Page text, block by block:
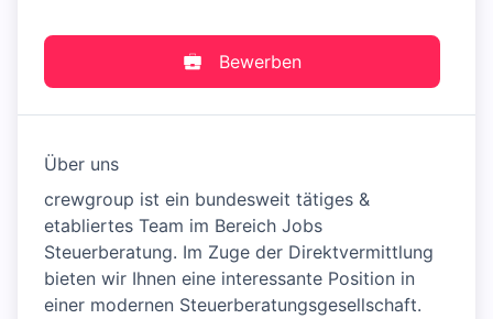
Bewerben
Über uns
crewgroup ist ein bundesweit tätiges &
etabliertes Team im Bereich Jobs
Steuerberatung. Im Zuge der Direktvermittlung
bieten wir Ihnen eine interessante Position in
einer modernen Steuerberatungsgesellschaft.